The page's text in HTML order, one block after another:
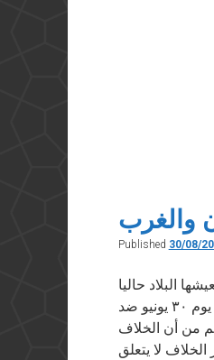
والغرب
Published 30/08/
تعيشها البلاد حاليا
تلك الهوة الشاسعة التى تفصل رؤية ذلك القطاع الكبير من المصريين الذى انتفض يوم ٣٠ يونيو ضد
من أن الخلاف
لا يتعلق